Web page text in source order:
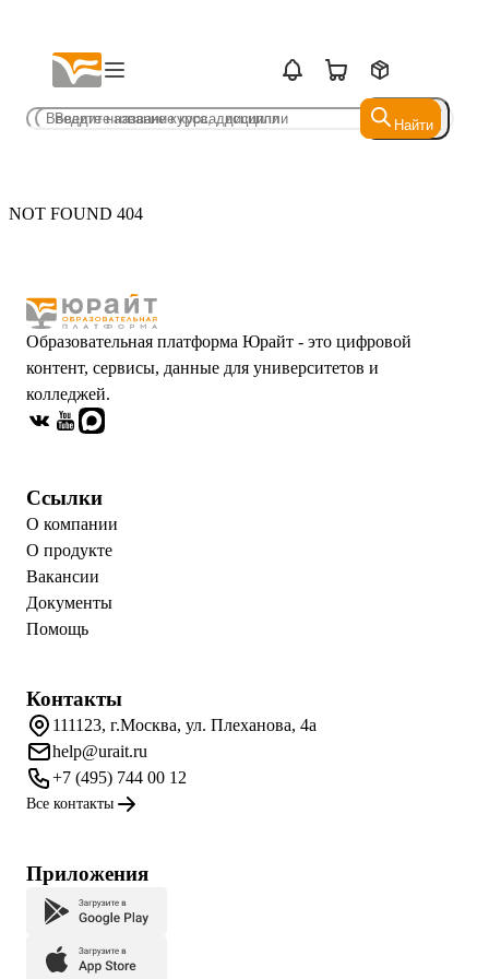
Найти
Найти
NOT FOUND 404
Образовательная платформа Юрайт - это цифровой
контент, сервисы, данные для университетов и
колледжей.
Ссылки
О компании
О продукте
Вакансии
Документы
Помощь
Контакты
111123, г.Москва, ул. Плеханова, 4а
help@urait.ru
+7 (495) 744 00 12
Все контакты
Приложения